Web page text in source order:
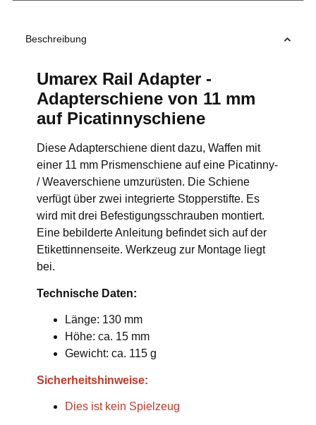
Beschreibung
Umarex Rail Adapter -
Adapterschiene von 11 mm
auf Picatinnyschiene
Diese Adapterschiene dient dazu, Waffen mit
einer 11 mm Prismenschiene auf eine Picatinny-
/ Weaverschiene umzurüsten. Die Schiene
verfügt über zwei integrierte Stopperstifte. Es
wird mit drei Befestigungsschrauben montiert.
Eine bebilderte Anleitung befindet sich auf der
Etikettinnenseite. Werkzeug zur Montage liegt
bei.
Technische Daten:
Länge: 130 mm
Höhe: ca. 15 mm
Gewicht: ca. 115 g
Sicherheitshinweise:
Dies ist kein Spielzeug